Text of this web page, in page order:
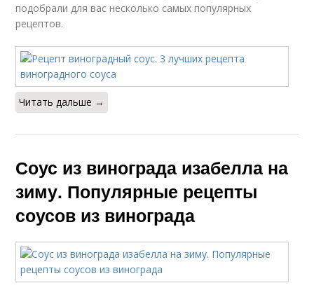
подобрали для вас несколько самых популярных
рецептов.
Читать дальше →
Соус из винограда изабелла на
зиму. Популярные рецепты
соусов из винограда